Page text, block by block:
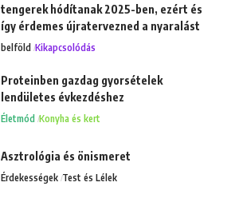
tengerek hódítanak 2025-ben, ezért és
így érdemes újratervezned a nyaralást
belföld Kikapcsolódás
Proteinben gazdag gyorsételek
lendületes évkezdéshez
Életmód Konyha és kert
Asztrológia és önismeret
Érdekességek Test és Lélek